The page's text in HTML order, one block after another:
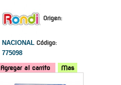
Origen:
NACIONAL Código:
775098
Agregar al carrito
Mas